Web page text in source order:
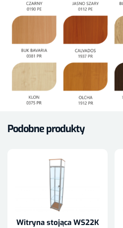
Podobne produkty
Witryna stojąca WS22K